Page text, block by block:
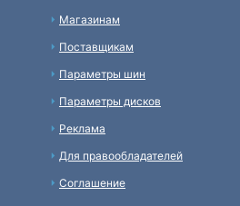
Магазинам
Поставщикам
Параметры шин
Параметры дисков
Реклама
Для правообладателей
Соглашение